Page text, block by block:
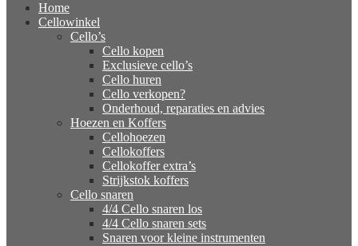
Home
Cellowinkel
Cello’s
Cello kopen
Exclusieve cello’s
Cello huren
Cello verkopen?
Onderhoud, reparaties en advies
Hoezen en Koffers
Cellohoezen
Cellokoffers
Cellokoffer extra’s
Strijkstok koffers
Cello snaren
4/4 Cello snaren los
4/4 Cello snaren sets
Snaren voor kleine instrumenten